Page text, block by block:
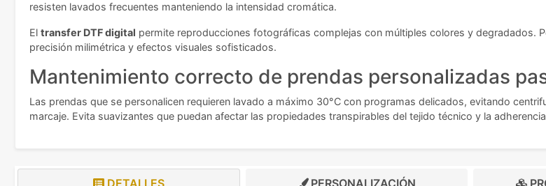
resisten lavados frecuentes manteniendo la intensidad cromática.
El transfer DTF digital permite reproducciones fotográficas complejas con múltiples colores y degradados.
precisión milimétrica y efectos visuales sofisticados.
Mantenimiento correcto de prendas personalizadas
Las prendas que se personalicen requieren lavado a máximo 30°C con programas delicados, evitando
marcaje. Evita suavizantes que puedan afectar las propiedades transpirables del tejido técnico y la